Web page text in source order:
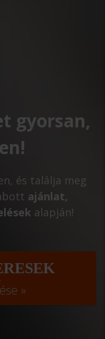
gyorsan,
és találja meg
ajánlat,
alapján!
»